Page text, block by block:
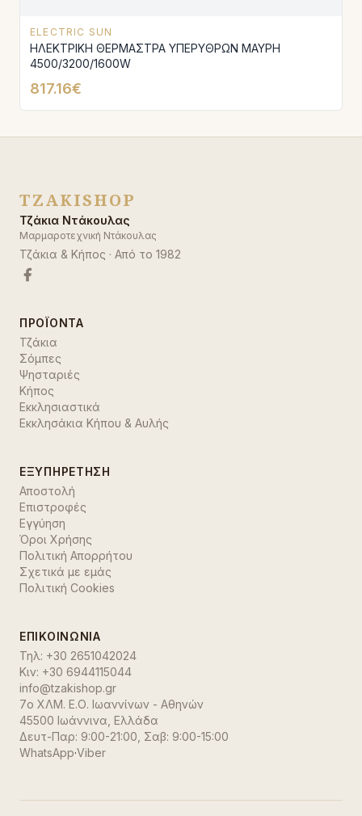
ELECTRIC SUN
ΗΛΕΚΤΡΙΚΗ ΘΕΡΜΑΣΤΡΑ ΥΠΕΡΥΘΡΩΝ ΜΑΥΡΗ
4500/3200/1600W
817.16€
TZAKISHOP
Τζάκια Ντάκουλας
Μαρμαροτεχνική Ντάκουλας
Τζάκια & Κήπος · Από το 1982
ΠΡΟΪΌΝΤΑ
Τζάκια
Σόμπες
Ψησταριές
Κήπος
Εκκλησιαστικά
Εκκλησάκια Κήπου & Αυλής
ΕΞΥΠΗΡΈΤΗΣΗ
Αποστολή
Επιστροφές
Εγγύηση
Όροι Χρήσης
Πολιτική Απορρήτου
Σχετικά με εμάς
Πολιτική Cookies
ΕΠΙΚΟΙΝΩΝΊΑ
Τηλ: +30 2651042024
Κιν: +30 6944115044
info@tzakishop.gr
7ο ΧΛΜ. Ε.Ο. Ιωαννίνων - Αθηνών
45500 Ιωάννινα Ελλάδα
Δευτ-Παρ: 9:00-21:00, Σαβ: 9:00-15:00
WhatsApp·Viber